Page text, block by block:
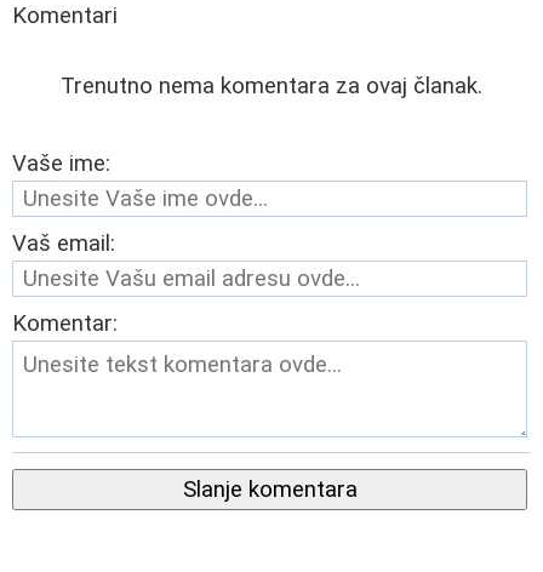
Komentari
Trenutno nema komentara za ovaj članak.
Vaše ime:
Vaš email:
Komentar:
Slanje komentara